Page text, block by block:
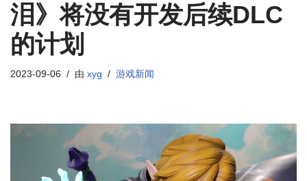
泪》将没有开发后续DLC
的计划
2023-09-06 由 xyg 游戏新闻